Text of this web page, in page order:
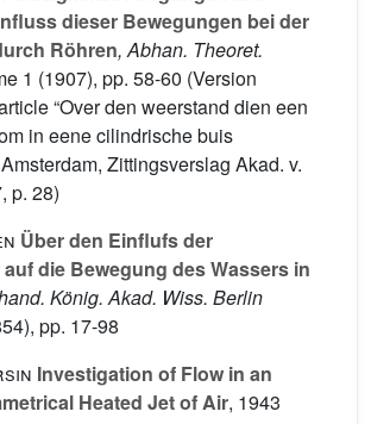
dieser Bewegungen bei der
Röhren, Abhan. Theoret.
1 (1907), pp. 58-60 (Version
“Over den weerstand dien een
in eene cilindrische buis
Zittingsverslag Akad. v.
p. 28)
Über den Einflufs der
die Bewegung des Wassers in
König. Akad. Wiss. Berlin
pp. 17-98
Investigation of Flow in an
Heated Jet of Air, 1943